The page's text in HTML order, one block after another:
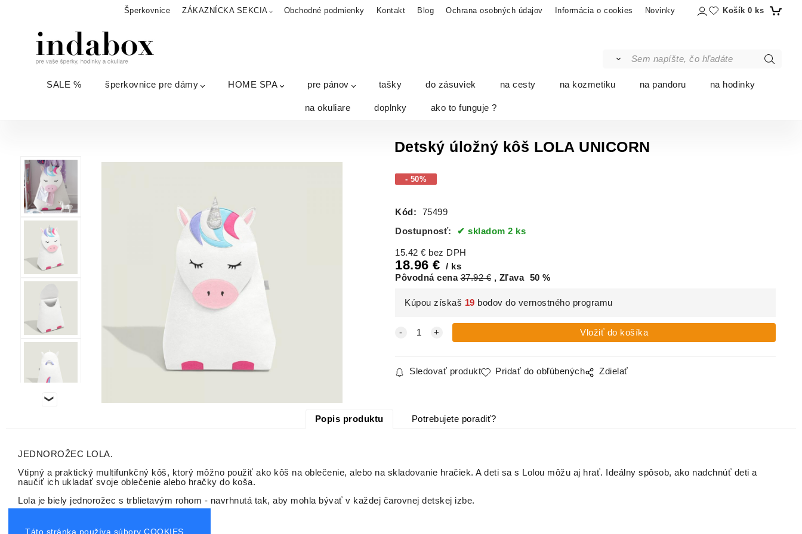
Táto stránka používa súbory COOKIES.
Šperkovnice ZÁKAZNÍCKA SEKCIA Obchodné podmienky Kontakt Blog Ochrana osobných údajov Informácia o cookies Novinky Košík 0 ks
SALE % šperkovnice pre dámy HOME SPA pre pánov tašky do zásuviek na cesty na kozmetiku na pandoru na hodinky
na okuliare doplnky ako to funguje ?
Detský úložný kôš LOLA UNICORN
- 50%
Kód:
75499
Dostupnosť:
skladom 2 ks
15.42 € bez DPH
18.96 €
ks
Pôvodná cena 37.92€ Zľava 50 %
Kúpou získaš 19 bodov do vernostného programu
Sledovať produkt Pridať do obľúbených Zdielať
Popis produktu Potrebujete poradiť?
JEDNOROŽEC LOLA.
Vtipný a praktický multifunkčný kôš, ktorý môžno použiť ako kôš na oblečenie, alebo na skladovanie hračiek. A deti sa s Lolou môžu aj hrať. Ideálny spôsob, ako nadchnúť deti a
naučiť ich ukladať svoje oblečenie alebo hračky do koša.
Lola je biely jednorožec s trblietavým rohom - navrhnutá tak, aby mohla bývať v každej čarovnej detskej izbe.
Vyrobené zo 100% filcu